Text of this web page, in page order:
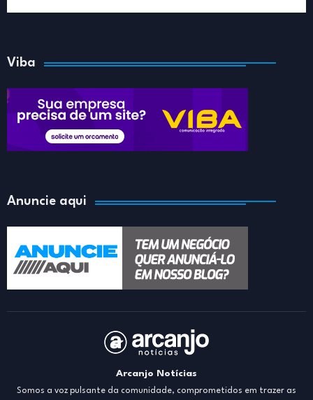
Viba
Anuncie aqui
Arcanjo Notícias
Somos a voz pulsante da comunidade, comprometidos em trazer as